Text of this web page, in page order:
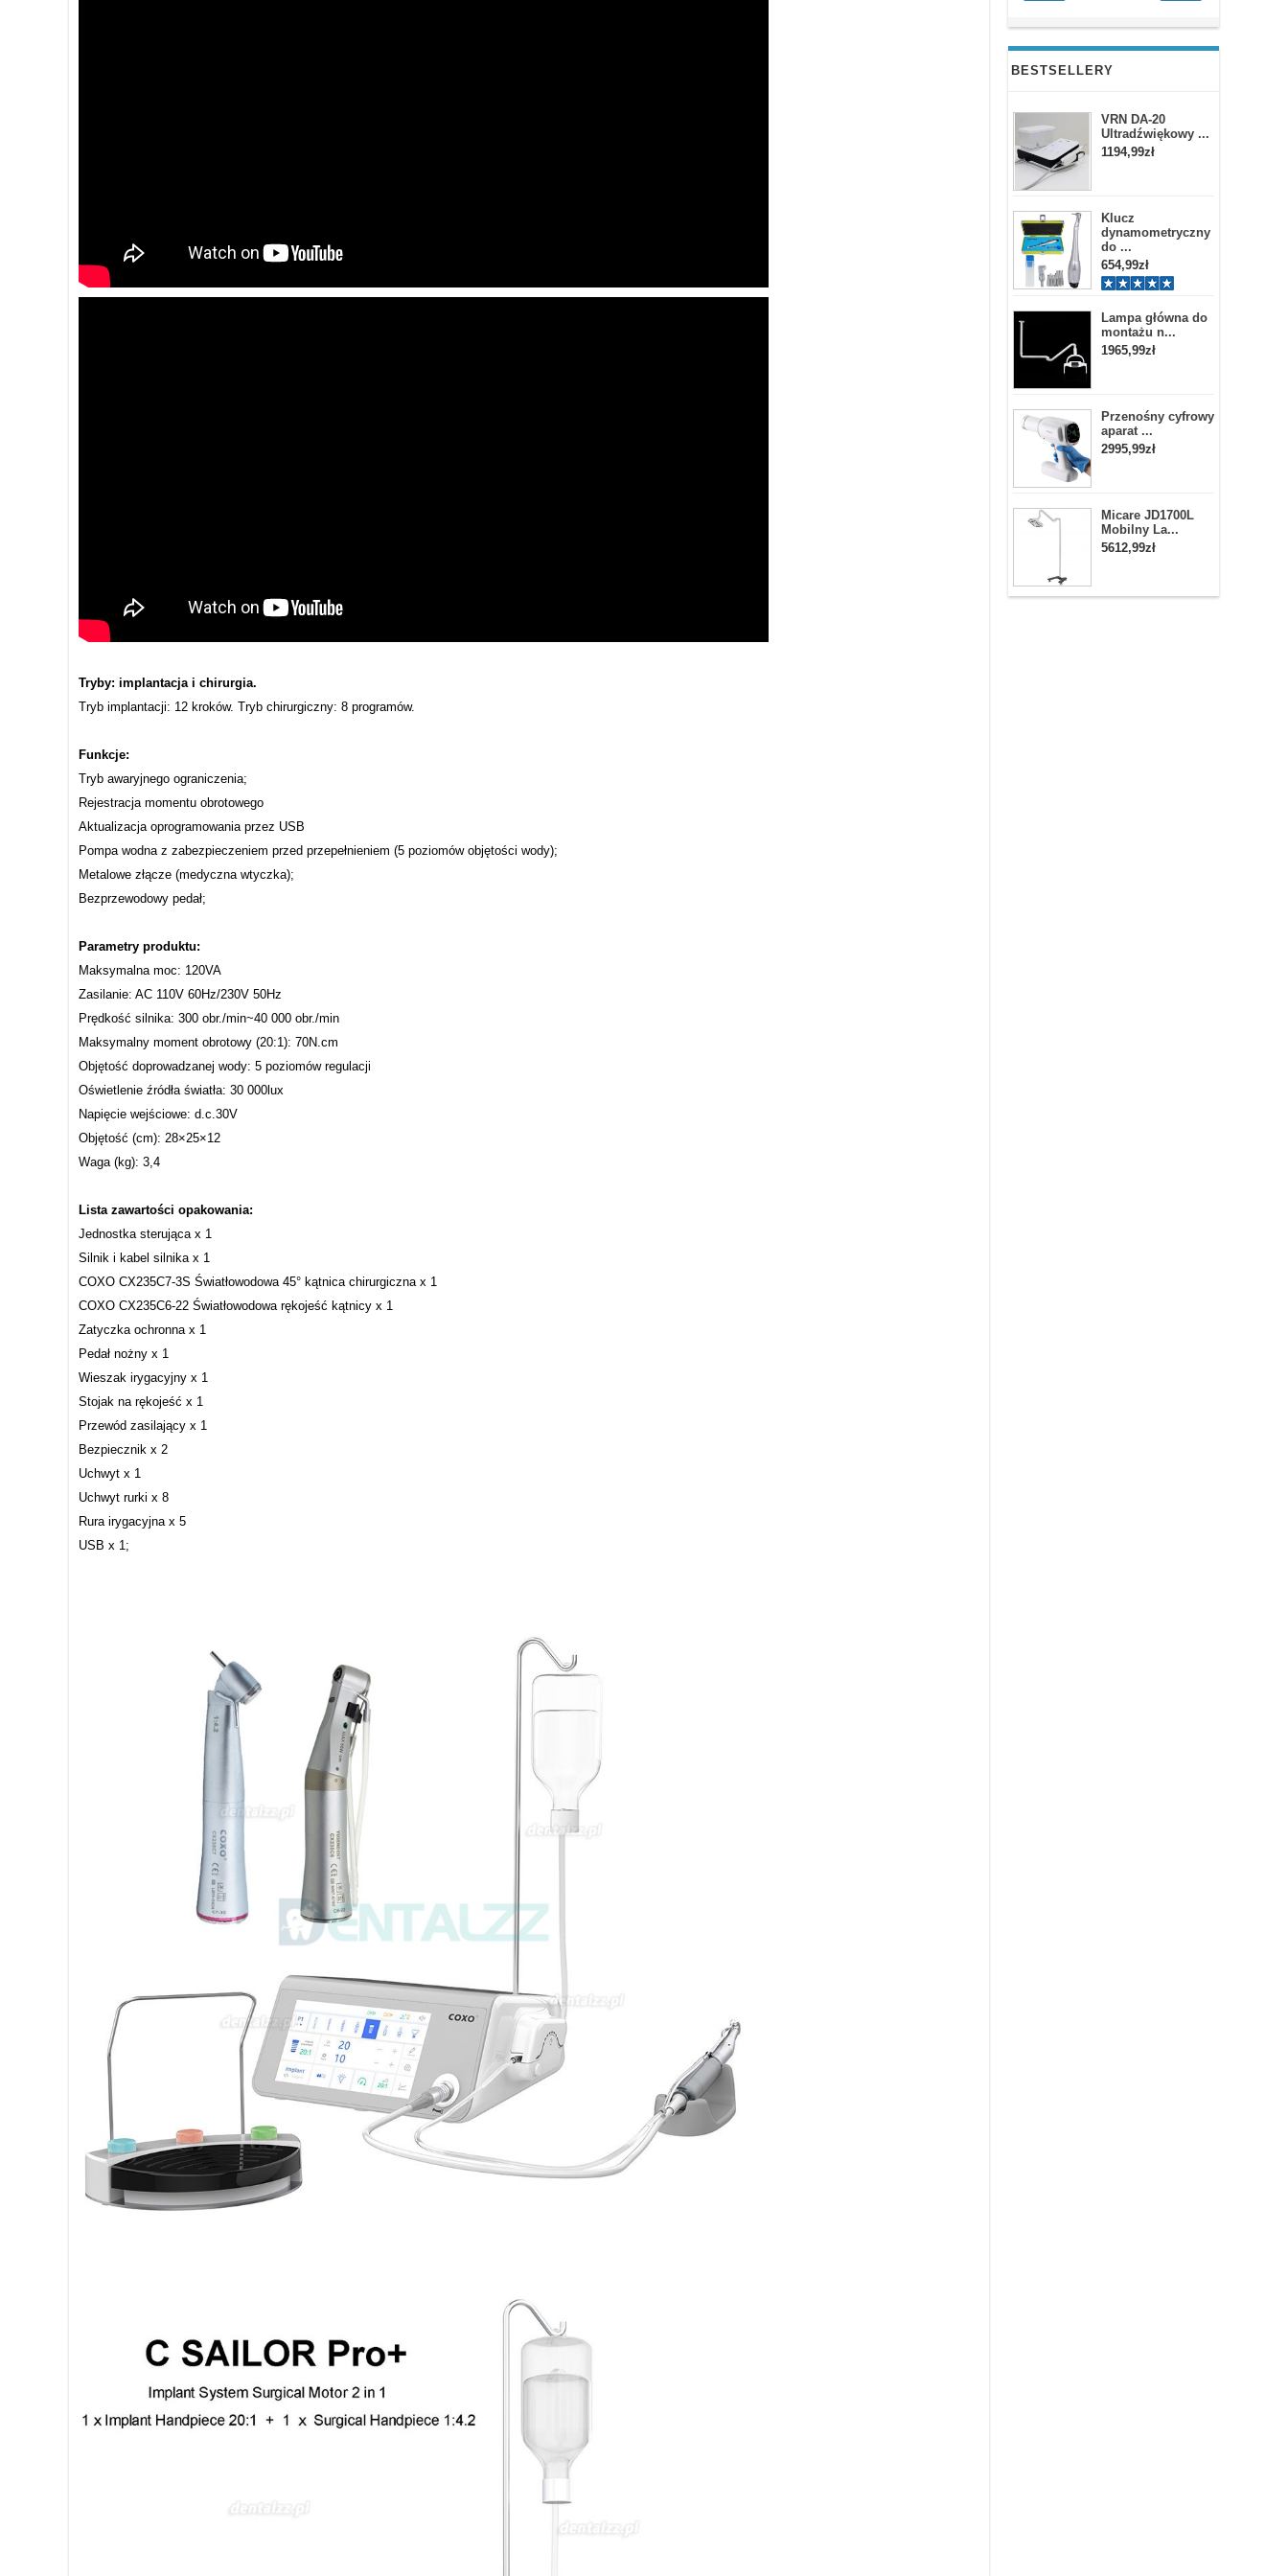
BESTSELLERY
VRN DA-20
Ultradźwiękowy ...
1194,99zł
Klucz
dynamometryczny
do ...
654,99zł
Lampa główna do
montażu n...
1965,99zł
Przenośny cyfrowy
aparat ...
2995,99zł
Micare JD1700L
Mobilny La...
5612,99zł
Tryby: implantacja i chirurgia.
Tryb implantacji: 12 kroków. Tryb chirurgiczny: 8 programów.
Funkcje:
Tryb awaryjnego ograniczenia;
Rejestracja momentu obrotowego
Aktualizacja oprogramowania przez USB
Pompa wodna z zabezpieczeniem przed przepełnieniem (5 poziomów objętości wody);
Metalowe złącze (medyczna wtyczka);
Bezprzewodowy pedał;
Parametry produktu:
Maksymalna moc: 120VA
Zasilanie: AC 110V 60Hz/230V 50Hz
Prędkość silnika: 300 obr./min~40 000 obr./min
Maksymalny moment obrotowy (20:1): 70N.cm
Objętość doprowadzanej wody: 5 poziomów regulacji
Oświetlenie źródła światła: 30 000lux
Napięcie wejściowe: d.c.30V
Objętość (cm): 28×25×12
Waga (kg): 3,4
Lista zawartości opakowania:
Jednostka sterująca x 1
Silnik i kabel silnika x 1
COXO CX235C7-3S Światłowodowa 45° kątnica chirurgiczna x 1
COXO CX235C6-22 Światłowodowa rękojeść kątnicy x 1
Zatyczka ochronna x 1
Pedał nożny x 1
Wieszak irygacyjny x 1
Stojak na rękojeść x 1
Przewód zasilający x 1
Bezpiecznik x 2
Uchwyt x 1
Uchwyt rurki x 8
Rura irygacyjna x 5
USB x 1;